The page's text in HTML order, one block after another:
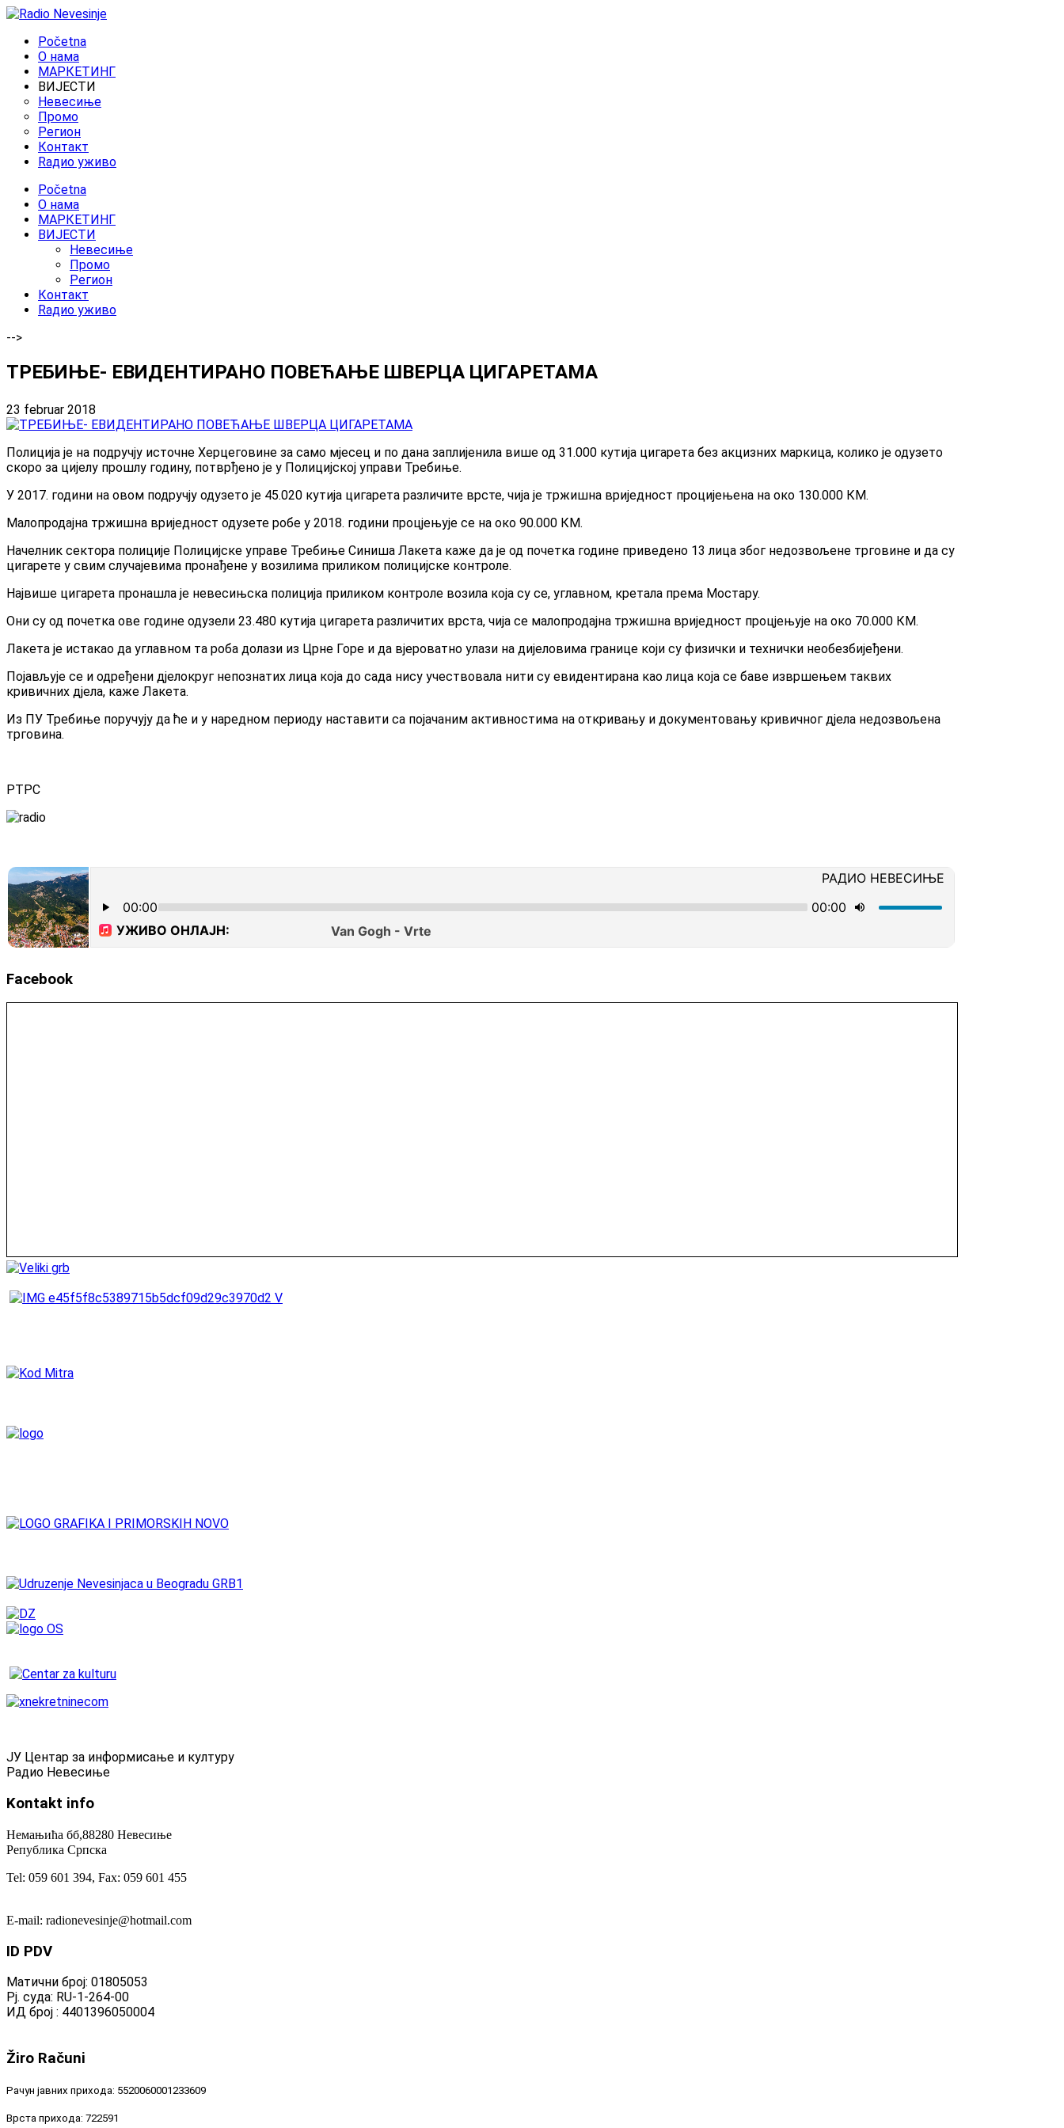
Početna
O нама
МАРКЕТИНГ
ВИЈЕСТИ
Невесиње
Промо
Регион
Контакт
Rадио уживо
Početna
O нама
МАРКЕТИНГ
ВИЈЕСТИ
Невесиње
Промо
Регион
Контакт
Rадио уживо
-->
ТРЕБИЊЕ- ЕВИДЕНТИРАНО ПОВЕЋАЊЕ ШВЕРЦА ЦИГАРЕТАМА
23 februar 2018
Полиција је на подручју источне Херцеговине за само мјесец и по дана заплијенила више од 31.000 кутија цигарета без акцизних маркица, колико је одузето
скоро за цијелу прошлу годину, потврђено је у Полицијској управи Требиње.
У 2017. години на овом подручју одузето је 45.020 кутија цигарета различите врсте, чија је тржишна вриједност процијењена на око 130.000 КМ.
Малопродајна тржишна вриједност одузете робе у 2018. години процјењује се на око 90.000 КМ.
Начелник сектора полиције Полицијске управе Требиње Синиша Лакета каже да је од почетка године приведено 13 лица због недозвољене трговине и да су
цигарете у свим случајевима пронађене у возилима приликом полицијске контроле.
Највише цигарета пронашла је невесињска полиција приликом контроле возила која су се, углавном, кретала према Мостару.
Они су од почетка ове године одузели 23.480 кутија цигарета различитих врста, чија се малопродајна тржишна вриједност процјењује на око 70.000 КМ.
Лакета је истакао да углавном та роба долази из Црне Горе и да вјероватно улази на дијеловима границе који су физички и технички необезбијеђени.
Појављује се и одређени дјелокруг непознатих лица која до сада нису учествовала нити су евидентирана као лица која се баве извршењем таквих
кривичних дјела, каже Лакета.
Из ПУ Требиње поручују да ће и у наредном периоду наставити са појачаним активностима на откривању и документовању кривичног дјела недозвољена
трговина.
РТРС
Facebook
ЈУ Центар за информисање и културу
Радио Невесиње
Kontakt info
Немањића бб,88280 Невесиње
Република Српска
Tel: 059 601 394, Fax: 059 601 455
E-mail: radionevesinje@hotmail.com
ID PDV
Матични број: 01805053
Рј. суда: RU-1-264-00
ИД број : 4401396050004
Žiro Računi
Рачун јавних прихода: 5520060001233609
Врста прихода: 722591